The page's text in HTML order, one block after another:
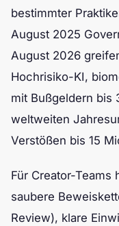
bestimmter
August 2025
August 2026
Hochrisiko-KI,
mit Bußgeldern bis
weltweiten
Verstößen bis 15
Für Creator-Teams
saubere
Review), klare